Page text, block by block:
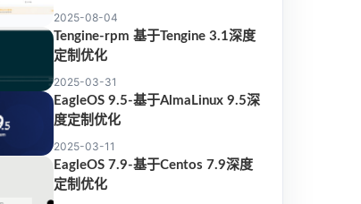
2025-08-04
Tengine-rpm 基于Tengine 3.1深度
定制优化
2025-03-31
EagleOS 9.5-基于AlmaLinux 9.5深
度定制优化
2025-03-11
EagleOS 7.9-基于Centos 7.9深度
定制优化